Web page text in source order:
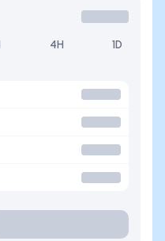
4H 1D